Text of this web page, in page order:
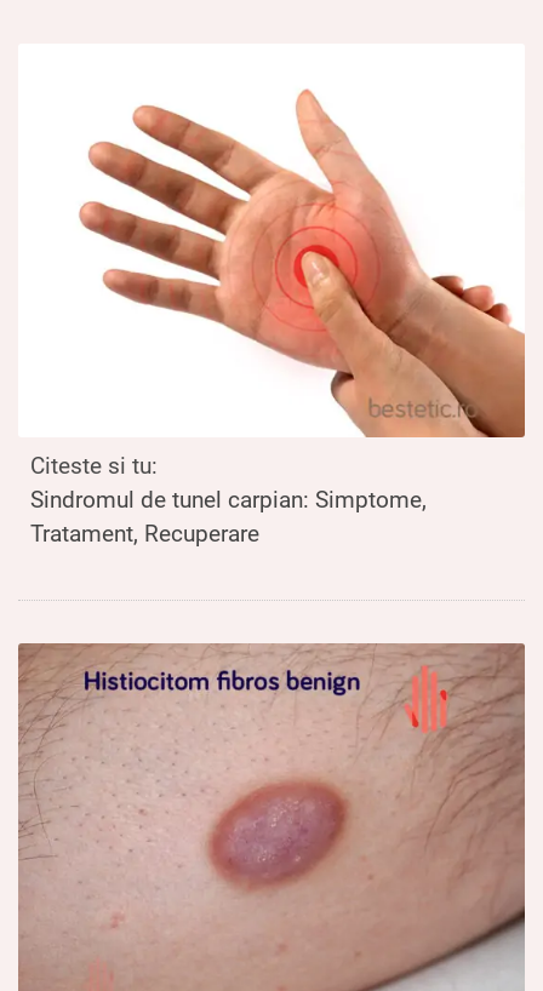
Citeste si tu:
Sindromul de tunel carpian: Simptome,
Tratament, Recuperare